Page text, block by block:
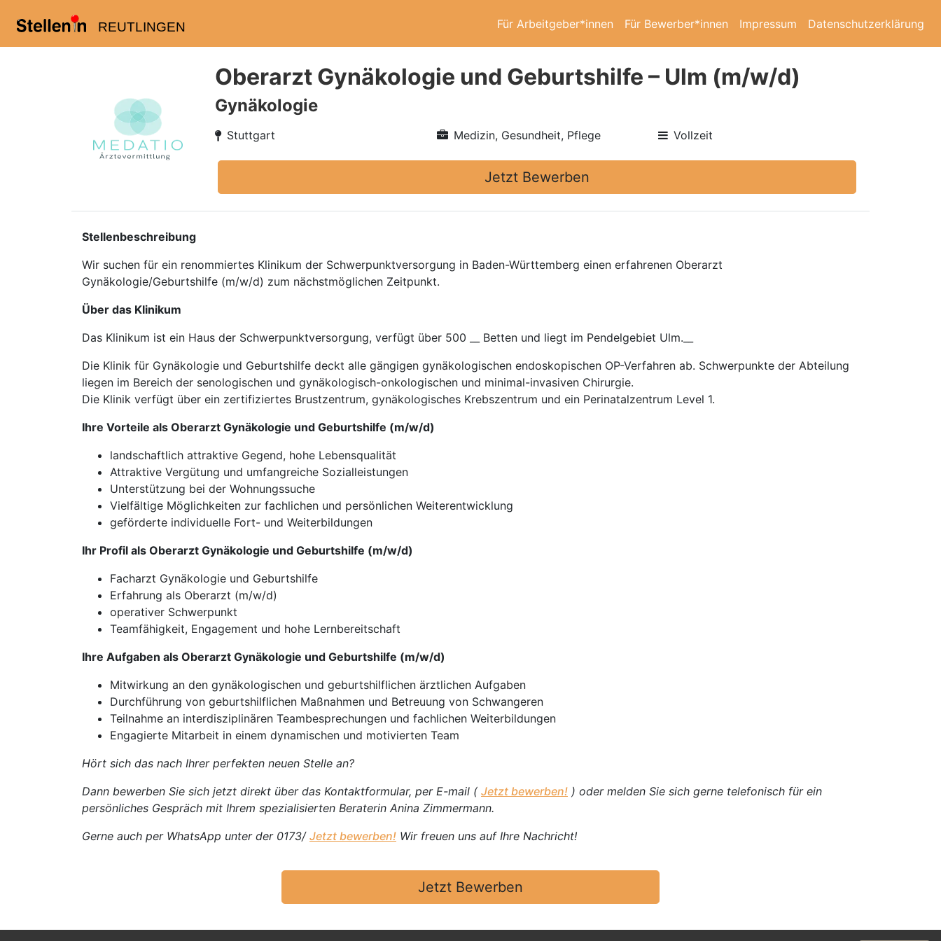
REUTLINGEN Für Arbeitgeber*innen Für Bewerber*innen Impressum Datenschutzerklärung
Oberarzt Gynäkologie und Geburtshilfe – Ulm (m/w/d)
Gynäkologie
Stuttgart Medizin, Gesundheit, Pflege Vollzeit
Jetzt Bewerben
Stellenbeschreibung
Wir suchen für ein renommiertes Klinikum der Schwerpunktversorgung in Baden-Württemberg einen erfahrenen Oberarzt
Gynäkologie/Geburtshilfe (m/w/d) zum nächstmöglichen Zeitpunkt.
Über das Klinikum
Das Klinikum ist ein Haus der Schwerpunktversorgung, verfügt über 500 __ Betten und liegt im Pendelgebiet Ulm.__
Die Klinik für Gynäkologie und Geburtshilfe deckt alle gängigen gynäkologischen endoskopischen OP-Verfahren ab. Schwerpunkte der Abteilung
liegen im Bereich der senologischen und gynäkologisch-onkologischen und minimal-invasiven Chirurgie.
Die Klinik verfügt über ein zertifiziertes Brustzentrum, gynäkologisches Krebszentrum und ein Perinatalzentrum Level 1.
Ihre Vorteile als Oberarzt Gynäkologie und Geburtshilfe (m/w/d)
landschaftlich attraktive Gegend, hohe Lebensqualität
Attraktive Vergütung und umfangreiche Sozialleistungen
Unterstützung bei der Wohnungssuche
Vielfältige Möglichkeiten zur fachlichen und persönlichen Weiterentwicklung
geförderte individuelle Fort- und Weiterbildungen
Ihr Profil als Oberarzt Gynäkologie und Geburtshilfe (m/w/d)
Facharzt Gynäkologie und Geburtshilfe
Erfahrung als Oberarzt (m/w/d)
operativer Schwerpunkt
Teamfähigkeit, Engagement und hohe Lernbereitschaft
Ihre Aufgaben als Oberarzt Gynäkologie und Geburtshilfe (m/w/d)
Mitwirkung an den gynäkologischen und geburtshilflichen ärztlichen Aufgaben
Durchführung von geburtshilflichen Maßnahmen und Betreuung von Schwangeren
Teilnahme an interdisziplinären Teambesprechungen und fachlichen Weiterbildungen
Engagierte Mitarbeit in einem dynamischen und motivierten Team
Hört sich das nach Ihrer perfekten neuen Stelle an?
Dann bewerben Sie sich jetzt direkt über das Kontaktformular, per E-mail ( Jetzt bewerben! ) oder melden Sie sich gerne telefonisch für ein
persönliches Gespräch mit Ihrem spezialisierten Beraterin Anina Zimmermann.
Gerne auch per WhatsApp unter der 0173/ Jetzt bewerben! Wir freuen uns auf Ihre Nachricht!
Jetzt Bewerben